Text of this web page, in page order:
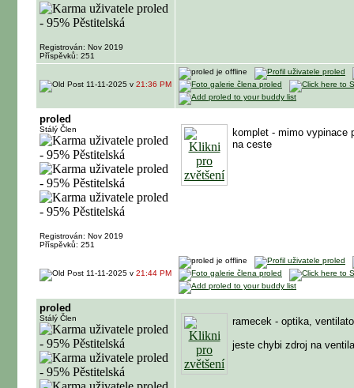
Registrován: Nov 2019
Příspěvků: 251
11-11-2025 v 21:36 PM
proled
Stálý Člen
Registrován: Nov 2019
Příspěvků: 251
komplet - mimo vypinace
na ceste
11-11-2025 v 21:44 PM
proled
Stálý Člen
ramecek - optika,
jeste chybi zdroj na